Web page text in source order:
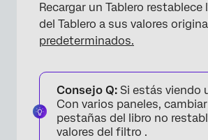
Recargar un Tablero
del Tablero a sus valores
predeterminados.
Consejo Q: Si estás viendo
Con varios paneles,
pestañas del libro no
valores del filtro .